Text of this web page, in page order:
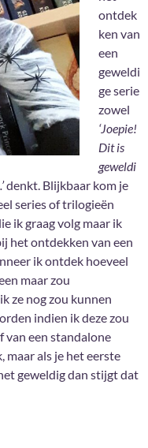
ontdek
ken van
een
geweldi
ge serie
zowel
‘Joepie!
Dit is
geweldi
denkt. Blijkbaar kom je
series of trilogieën
ik graag volg maar ik
het ontdekken van een
ik ontdek hoeveel
maar zou
ze nog zou kunnen
indien ik deze zou
van een standalone
maar als je het eerste
geweldig dan stijgt dat